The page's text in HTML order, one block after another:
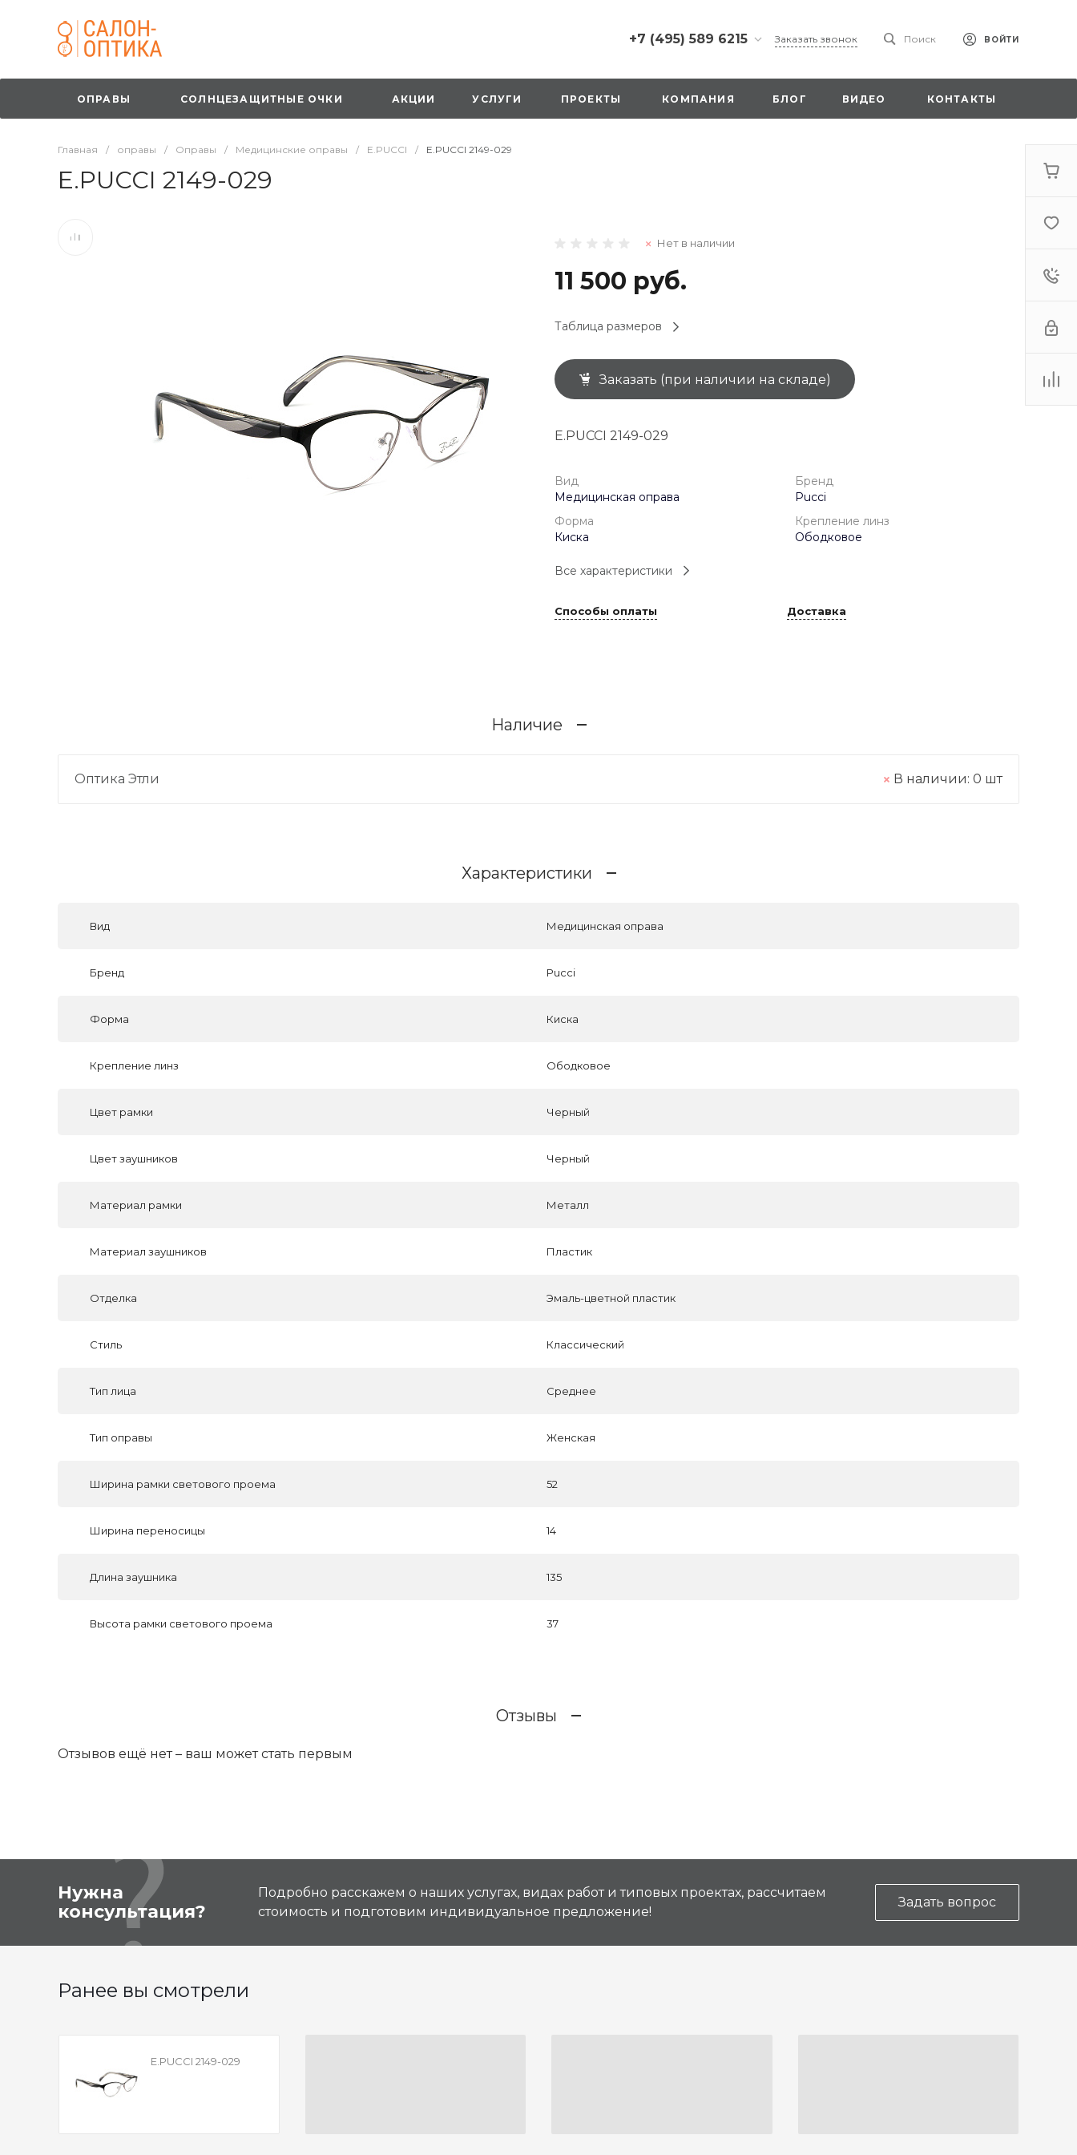
+7 (495) 589 6215
+7 (495) 589 6215
г. Москва, Русаковская
ул., д.1, вход с улицы со
стороны ТТК
г. Москва,
оранжевая вывеска
напротив «Перекрестка»
на 1 этаже
1 мая: 10:00-19:00
+7 (926) 092 4274
г. Королёв, пр-т
(0-9)
1 мая: 10:00-19:00
9 мая: 10:00-19:00
Заказать звонок Поиск ВОЙТИ
ОПРАВЫ СОЛНЦЕЗАЩИТНЫЕ ОЧКИ АКЦИИ УСЛУГИ ПРОЕКТЫ КОМПАНИЯ БЛОГ ВИДЕО КОНТАКТЫ
Главная / оправы / Оправы / Медицинские оправы / E.PUCCI / E.PUCCI 2149-029
E.PUCCI 2149-029
Нет в наличии
11 500 руб.
Таблица размеров
Заказать (при наличии на складе)
E.PUCCI 2149-029
Вид
Медицинская оправа
Бренд
Pucci
Форма
Киска
Крепление линз
Ободковое
Все характеристики
Способы оплаты Доставка
Наличие
Оптика Этли В наличии: 0 шт
Характеристики
Вид Медицинская оправа
Бренд Pucci
Форма Киска
Крепление линз Ободковое
Цвет рамки Черный
Цвет заушников Черный
Материал рамки Металл
Материал заушников Пластик
Отделка Эмаль-цветной пластик
Стиль Классический
Тип лица Среднее
Тип оправы Женская
Ширина рамки светового проема 52
Ширина переносицы 14
Длина заушника 135
Высота рамки светового проема 37
Отзывы
Отзывов ещё нет – ваш может стать первым
Нужна
консультация?
Подробно расскажем о наших услугах, видах работ и типовых проектах, рассчитаем
стоимость и подготовим индивидуальное предложение!
Задать вопрос
Ранее вы смотрели
E.PUCCI 2149-029